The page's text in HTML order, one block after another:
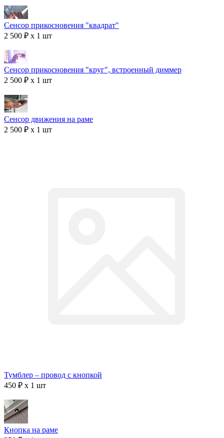
Сенсор прикосновения "квадрат"
2 500 ₽ x 1 шт
Сенсор прикосновения "круг", встроенный диммер
2 500 ₽ x 1 шт
Сенсор движения на раме
2 500 ₽ x 1 шт
Тумблер – провод с кнопкой
450 ₽ x 1 шт
Кнопка на раме